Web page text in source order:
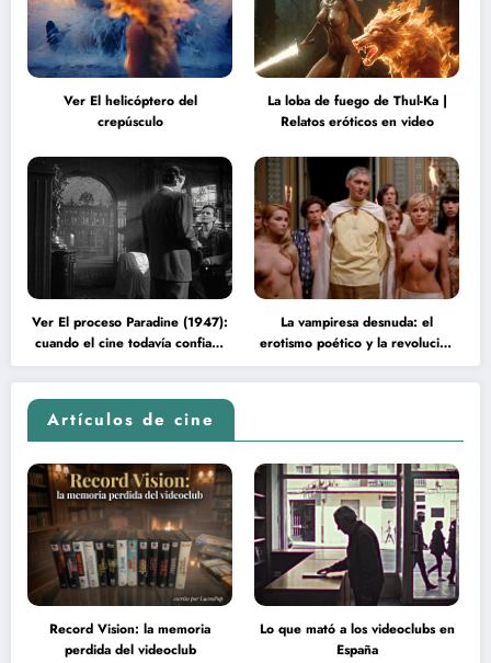
Ver El helicóptero del
crepúsculo
La loba de fuego de Thul-Ka |
Relatos eróticos en video
Ver El proceso Paradine (1947):
cuando el cine todavía confiaba
en la inteligencia del espectador
La vampiresa desnuda: el
erotismo poético y la revolución
psicodélica de Jean Rollin
Artículos de cine
Record Vision: la memoria
perdida del videoclub
Lo que mató a los videoclubs en
España